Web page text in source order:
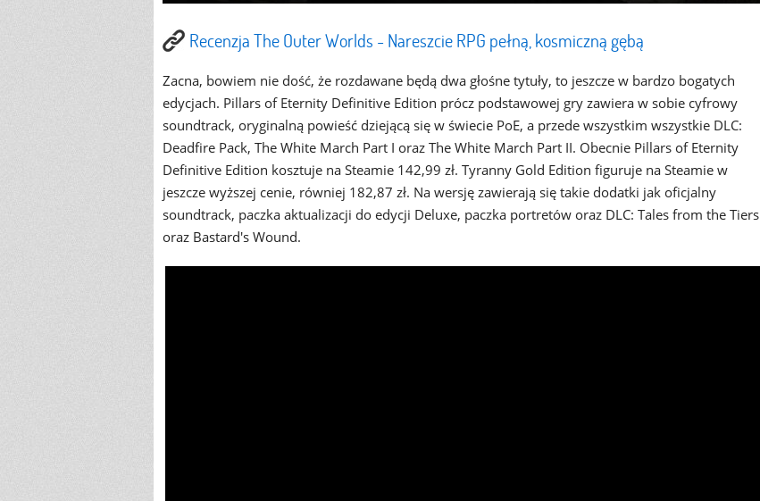
Recenzja The Outer Worlds - Nareszcie RPG pełną, kosmiczną gębą
Zacna, bowiem nie dość, że rozdawane będą dwa głośne tytuły, to jeszcze w bardzo bogatych
edycjach. Pillars of Eternity Definitive Edition prócz podstawowej gry zawiera w sobie cyfrowy
soundtrack, oryginalną powieść dziejącą się w świecie PoE, a przede wszystkim wszystkie DLC:
Deadfire Pack, The White March Part I oraz The White March Part II. Obecnie Pillars of Eternity
Definitive Edition kosztuje na Steamie 142,99 zł. Tyranny Gold Edition figuruje na Steamie w
jeszcze wyższej cenie, równiej 182,87 zł. Na wersję zawierają się takie dodatki jak oficjalny
soundtrack, paczka aktualizacji do edycji Deluxe, paczka portretów oraz DLC: Tales from the Tiers
oraz Bastard's Wound.